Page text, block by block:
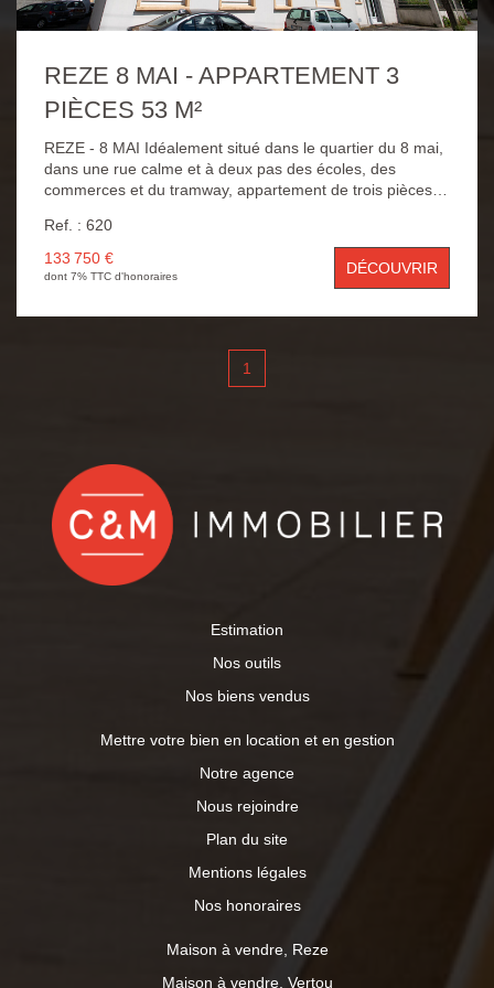
REZE 8 MAI - APPARTEMENT 3
PIÈCES 53 M²
REZE - 8 MAI Idéalement situé dans le quartier du 8 mai,
dans une rue calme et à deux pas des écoles, des
commerces et du tramway, appartement de trois pièces
comprenant une entrée avec placard, un salon prolongé
par une cuisine équipée, deux chambres, une salle d'eau
avec buanderie attenante et un wc indépendant. Une
cave complète cet ensemble lumineux et en bon état
disponible de suite.
Ref. : 620
133 750 €
dont 7% TTC d'honoraires DÉCOUVRIR
1
Estimation
Nos outils
Nos biens vendus
Mettre votre bien en location et en gestion
Notre agence
Nous rejoindre
Plan du site
Mentions légales
Nos honoraires
Maison à vendre, Reze
Maison à vendre, Vertou